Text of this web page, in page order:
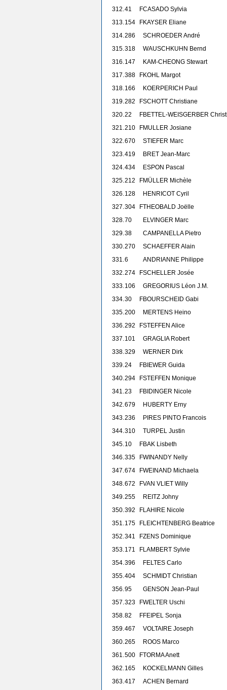
312.41 FCASADO Sylvia
313.154 FKAYSER Eliane
314.286
SCHROEDER André
315.318
WAUSCHKUHN Bernd
316.147
KAM-CHEONG Stewart
317.388 FKOHL Margot
318.166
KOERPERICH Paul
319.282 FSCHOTT Christiane
320.22 FBETTEL-WEISGERBER
321.210 FMULLER Josiane
322.670
STIEFER Marc
323.419
BRET Jean-Marc
324.434
ESPON Pascal
325.212 FMÜLLER Michèle
326.128
HENRICOT Cyril
327.304 FTHEOBALD Joëlle
328.70
ELVINGER Marc
329.38
CAMPANELLA Pietro
330.270
SCHAEFFER Alain
331.6
ANDRIANNE Philippe
332.274 FSCHELLER Josée
333.106
GREGORIUS Léon J.M.
334.30 FBOURSCHEID Gabi
335.200
MERTENS Heino
336.292 FSTEFFEN Alice
337.101
GRAGLIA Robert
338.329
WERNER Dirk
339.24 FBIEWER Guida
340.294 FSTEFFEN Monique
341.23 FBIDINGER Nicole
342.679
HUBERTY Erny
343.236
PIRES PINTO Francois
344.310
TURPEL Justin
345.10 FBAK Lisbeth
346.335 FWINANDY Nelly
347.674 FWEINAND Michaela
348.672 FVAN VLIET Willy
349.255
REITZ Johny
350.392 FLAHIRE Nicole
351.175 FLEICHTENBERG Beatrice
352.341 FZENS Dominique
353.171 FLAMBERT Sylvie
354.396
FELTES Carlo
355.404
SCHMIDT Christian
356.95
GENSON Jean-Paul
357.323 FWELTER Uschi
358.82 FFEIPEL Sonja
359.467
VOLTAIRE Joseph
360.265
ROOS Marco
361.500 FTORMA Anett
362.165
KOCKELMANN Gilles
363.417
ACHEN Bernard